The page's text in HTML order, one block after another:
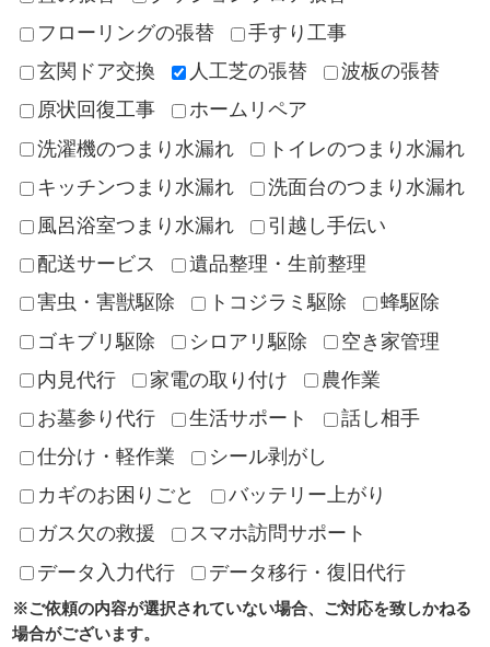
フローリングの張替
手すり工事
玄関ドア交換
人工芝の張替
波板の張替
原状回復工事
ホームリペア
洗濯機のつまり水漏れ
トイレのつまり水漏れ
キッチンつまり水漏れ
洗面台のつまり水漏れ
風呂浴室つまり水漏れ
引越し手伝い
配送サービス
遺品整理・生前整理
害虫・害獣駆除
トコジラミ駆除
蜂駆除
ゴキブリ駆除
シロアリ駆除
空き家管理
内見代行
家電の取り付け
農作業
お墓参り代行
生活サポート
話し相手
仕分け・軽作業
シール剥がし
カギのお困りごと
バッテリー上がり
ガス欠の救援
スマホ訪問サポート
データ入力代行
データ移行・復旧代行
※ご依頼の内容が選択されていない場合、ご対応を致しかねる
場合がございます。